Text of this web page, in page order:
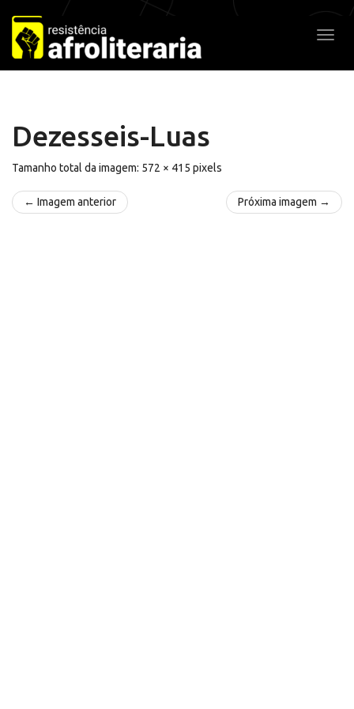
Pular
para
o
conteúdo
Dezesseis-Luas
Tamanho total da imagem: 572 × 415 pixels
← Imagem anterior Próxima imagem →